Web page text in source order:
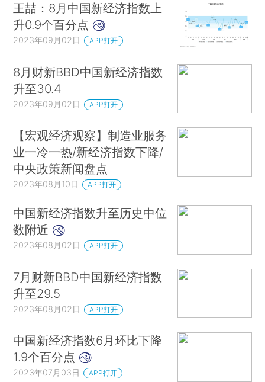
王喆：8月中国新经济指数上
升0.9个百分点
2023年09月02日 APP打开
8月财新BBD中国新经济指数
升至30.4
2023年09月02日 APP打开
【宏观经济观察】制造业服务
业一冷一热/新经济指数下降/
中央政策新闻盘点
2023年08月10日 APP打开
中国新经济指数升至历史中位
数附近
2023年08月02日 APP打开
7月财新BBD中国新经济指数
升至29.5
2023年08月02日 APP打开
中国新经济指数6月环比下降
1.9个百分点
2023年07月03日 APP打开